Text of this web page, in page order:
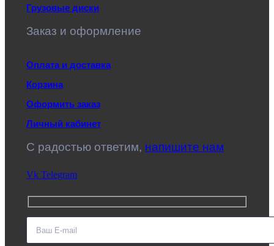
Грузовые диски
Заказ и оформление
Оплата и доставка
Корзина
Оформить заказ
Личный кабинет
C радостью ответим, напишите нам
Vk Telegram